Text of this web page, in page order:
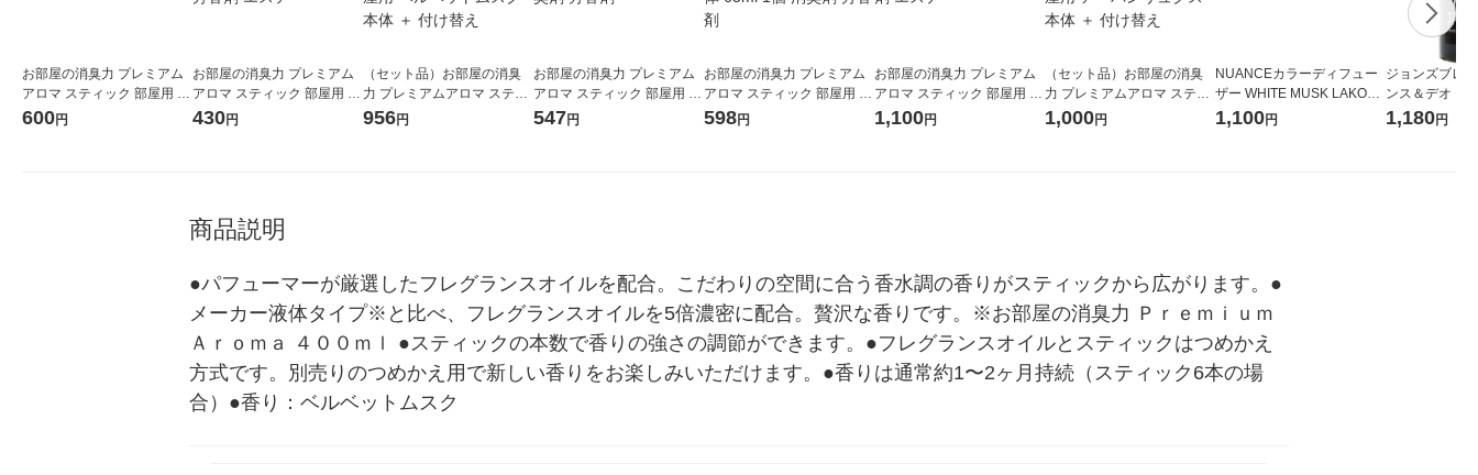
お部屋の消臭力 プレミアム
アロマ スティック 部屋用 金
木犀 本体 65ml 1個 芳香剤
600円
お部屋の消臭力 プレミアム
アロマ スティック 部屋用 ベ
ルベットムスク 詰め替え 50
430円
（セット品）お部屋の消臭
力 プレミアムアロマ スティ
ック 消臭芳香剤 ディフュー
956円
お部屋の消臭力 プレミアム
アロマ スティック 部屋用 エ
ターナルギフト 本体 50mL 1
547円
お部屋の消臭力 プレミアム
アロマ スティック 部屋用 ス
イートオレンジ＆ベルガモ
598円
お部屋の消臭力 プレミアム
アロマ スティック 部屋用 ベ
ルベットムスク 本体 50ml 2
1,100円
（セット品）お部屋の消臭
力 プレミアムアロマ スティ
ック 消臭芳香剤 ディフュー
1,000円
NUANCEカラーディフュー
ザー WHITE MUSK LAKOL
E/ラコレ
1,100円
ジョンズブレ
ンス＆デオド
ジャスミン 1
1,180円
商品説明
●パフューマーが厳選したフレグランスオイルを配合。こだわりの空間に合う香水調の香りがスティックから広がります。●
メーカー液体タイプ※と比べ、フレグランスオイルを5倍濃密に配合。贅沢な香りです。※お部屋の消臭力 Ｐｒｅｍｉｕｍ
Ａｒｏｍａ ４００ｍｌ ●スティックの本数で香りの強さの調節ができます。●フレグランスオイルとスティックはつめかえ
方式です。別売りのつめかえ用で新しい香りをお楽しみいただけます。●香りは通常約1〜2ヶ月持続（スティック6本の場
合）●香り：ベルベットムスク